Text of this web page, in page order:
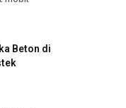
Beton di